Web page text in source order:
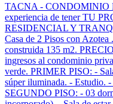
TACNA - CONDOMINIO
experiencia de tener TU
RESIDENCIAL Y
Casa de 2 Pisos con
construida 135 m2.
ingresos al condominio
verde. PRIMER PISO: -
súper iluminada. - Estudio.
SEGUNDO PISO: - 03